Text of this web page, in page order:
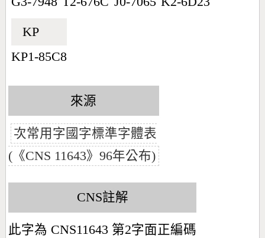
KP🇰🇵
KP1-85C8
來源
次常用字國字標準字體表
(《CNS 11643》96年公布)
CNS註解
此字為 CNS11643 第2字面正編碼